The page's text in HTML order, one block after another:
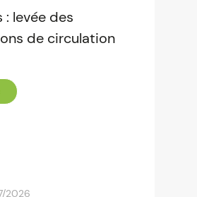
: levée des
de circulation
2026